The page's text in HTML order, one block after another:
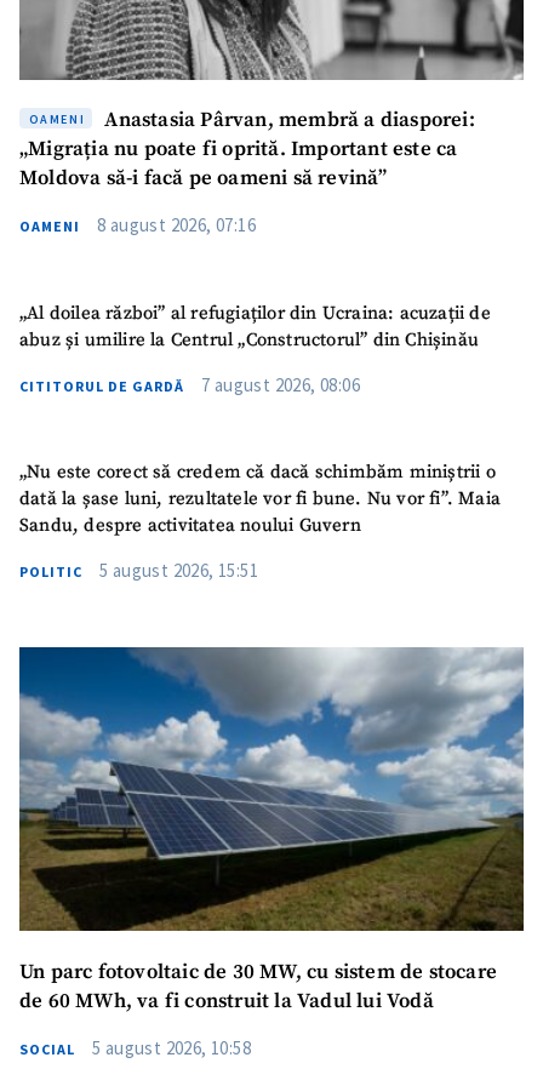
SUSȚINE
OAMENI
Anastasia Pârvan, membră a diasporei:
„Migrația nu poate fi oprită. Important este ca
Moldova să-i facă pe oameni să revină”
OAMENI 8 august 2026, 07:16
„Al doilea război” al refugiaților din Ucraina: acuzații de
abuz și umilire la Centrul „Constructorul” din Chișinău
CITITORUL DE GARDĂ 7 august 2026, 08:06
„Nu este corect să credem că dacă schimbăm miniștrii o
dată la șase luni, rezultatele vor fi bune. Nu vor fi”. Maia
Sandu, despre activitatea noului Guvern
POLITIC 5 august 2026, 15:51
Un parc fotovoltaic de 30 MW, cu sistem de stocare
de 60 MWh, va fi construit la Vadul lui Vodă
SOCIAL 5 august 2026, 10:58